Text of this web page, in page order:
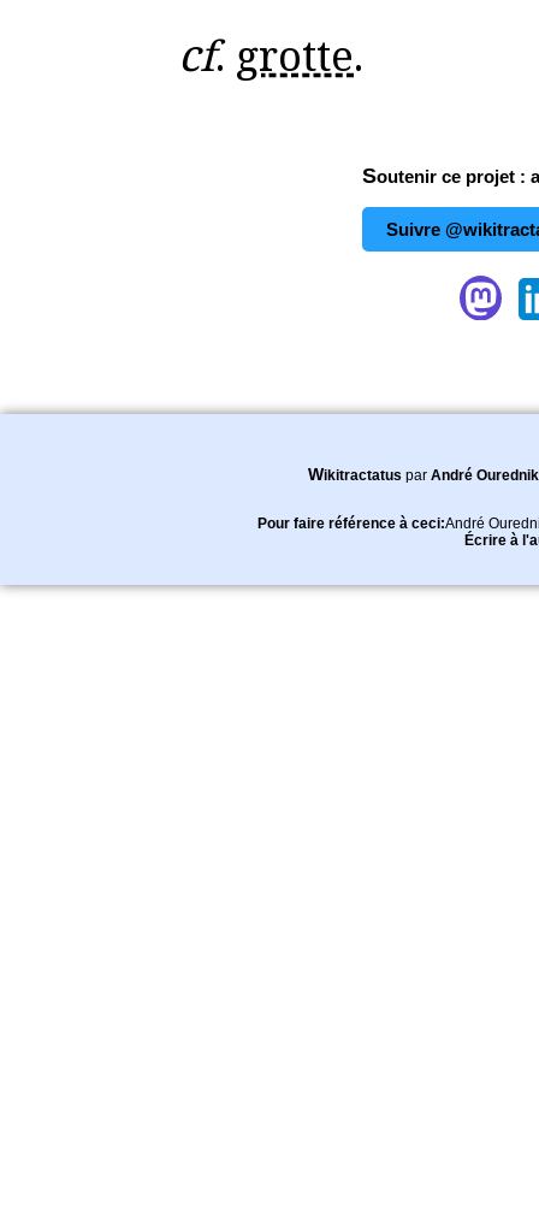
cf. grotte.
Soutenir ce projet :
Suivre
Wikitractatus par André Ourednik
Pour faire référence à ceci:André
Écrire à